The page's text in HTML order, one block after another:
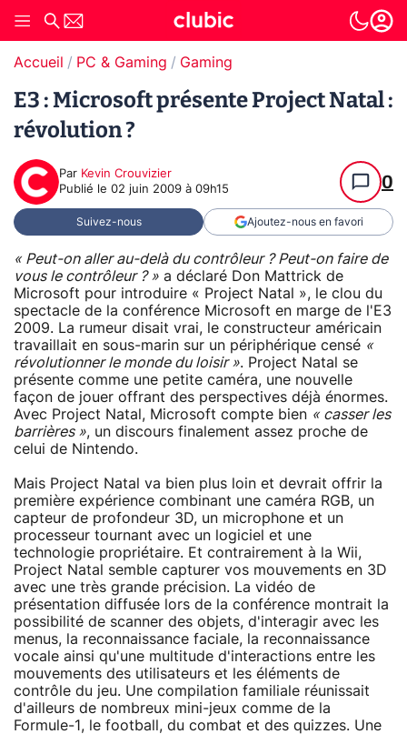
Accueil PC & Gaming Gaming
E3 : Microsoft présente Project Natal :
révolution ?
Par Kevin Crouvizier
Publié le 02 juin 2009 à 09h15 0
Suivez-nous Ajoutez-nous en favori
« Peut-on aller au-delà du contrôleur ? Peut-on faire de
vous le contrôleur ? » a déclaré Don Mattrick de
Microsoft pour introduire « Project Natal », le clou du
spectacle de la conférence Microsoft en marge de l'E3
2009. La rumeur disait vrai, le constructeur américain
travaillait en sous-marin sur un périphérique censé «
révolutionner le monde du loisir ». Project Natal se
présente comme une petite caméra, une nouvelle
façon de jouer offrant des perspectives déjà énormes.
Avec Project Natal, Microsoft compte bien « casser les
barrières », un discours finalement assez proche de
celui de Nintendo.
Mais Project Natal va bien plus loin et devrait offrir la
première expérience combinant une caméra RGB, un
capteur de profondeur 3D, un microphone et un
processeur tournant avec un logiciel et une
technologie propriétaire. Et contrairement à la Wii,
Project Natal semble capturer vos mouvements en 3D
avec une très grande précision. La vidéo de
présentation diffusée lors de la conférence montrait la
possibilité de scanner des objets, d'interagir avec les
menus, la reconnaissance faciale, la reconnaissance
vocale ainsi qu'une multitude d'interactions entre les
mouvements des utilisateurs et les éléments de
contrôle du jeu. Une compilation familiale réunissait
d'ailleurs de nombreux mini-jeux comme de la
Formule-1, le football, du combat et des quizzes. Une